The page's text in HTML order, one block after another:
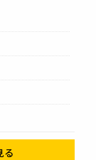
る